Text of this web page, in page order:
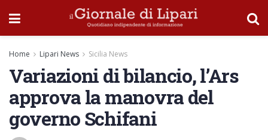
Home Lipari News Sicilia News
Variazioni di bilancio, l’Ars
approva la manovra del
governo Schifani